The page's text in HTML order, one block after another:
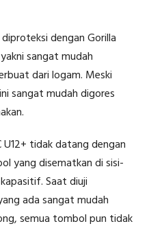
dengan Gorilla
sangat mudah
dari logam. Meski
sangat mudah digores
tidak datang dengan
yang disematkan di sisi-
Saat diuji
ada sangat mudah
semua tombol pun tidak